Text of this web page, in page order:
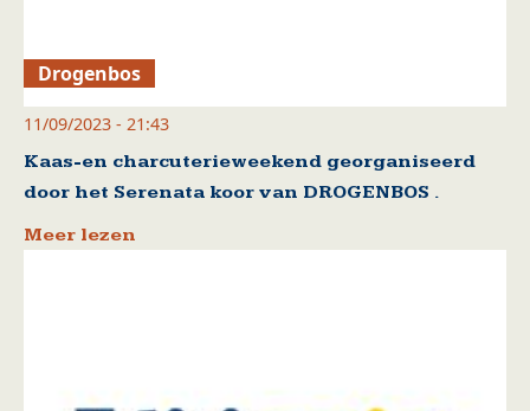
Drogenbos
11/09/2023 - 21:43
Kaas-en charcuterieweekend georganiseerd
door het Serenata koor van DROGENBOS .
Meer lezen